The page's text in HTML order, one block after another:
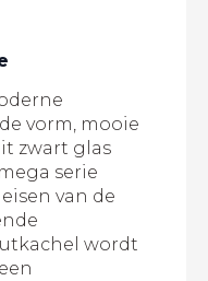
vorm, mooie
zwart glas
serie
van de
wordt